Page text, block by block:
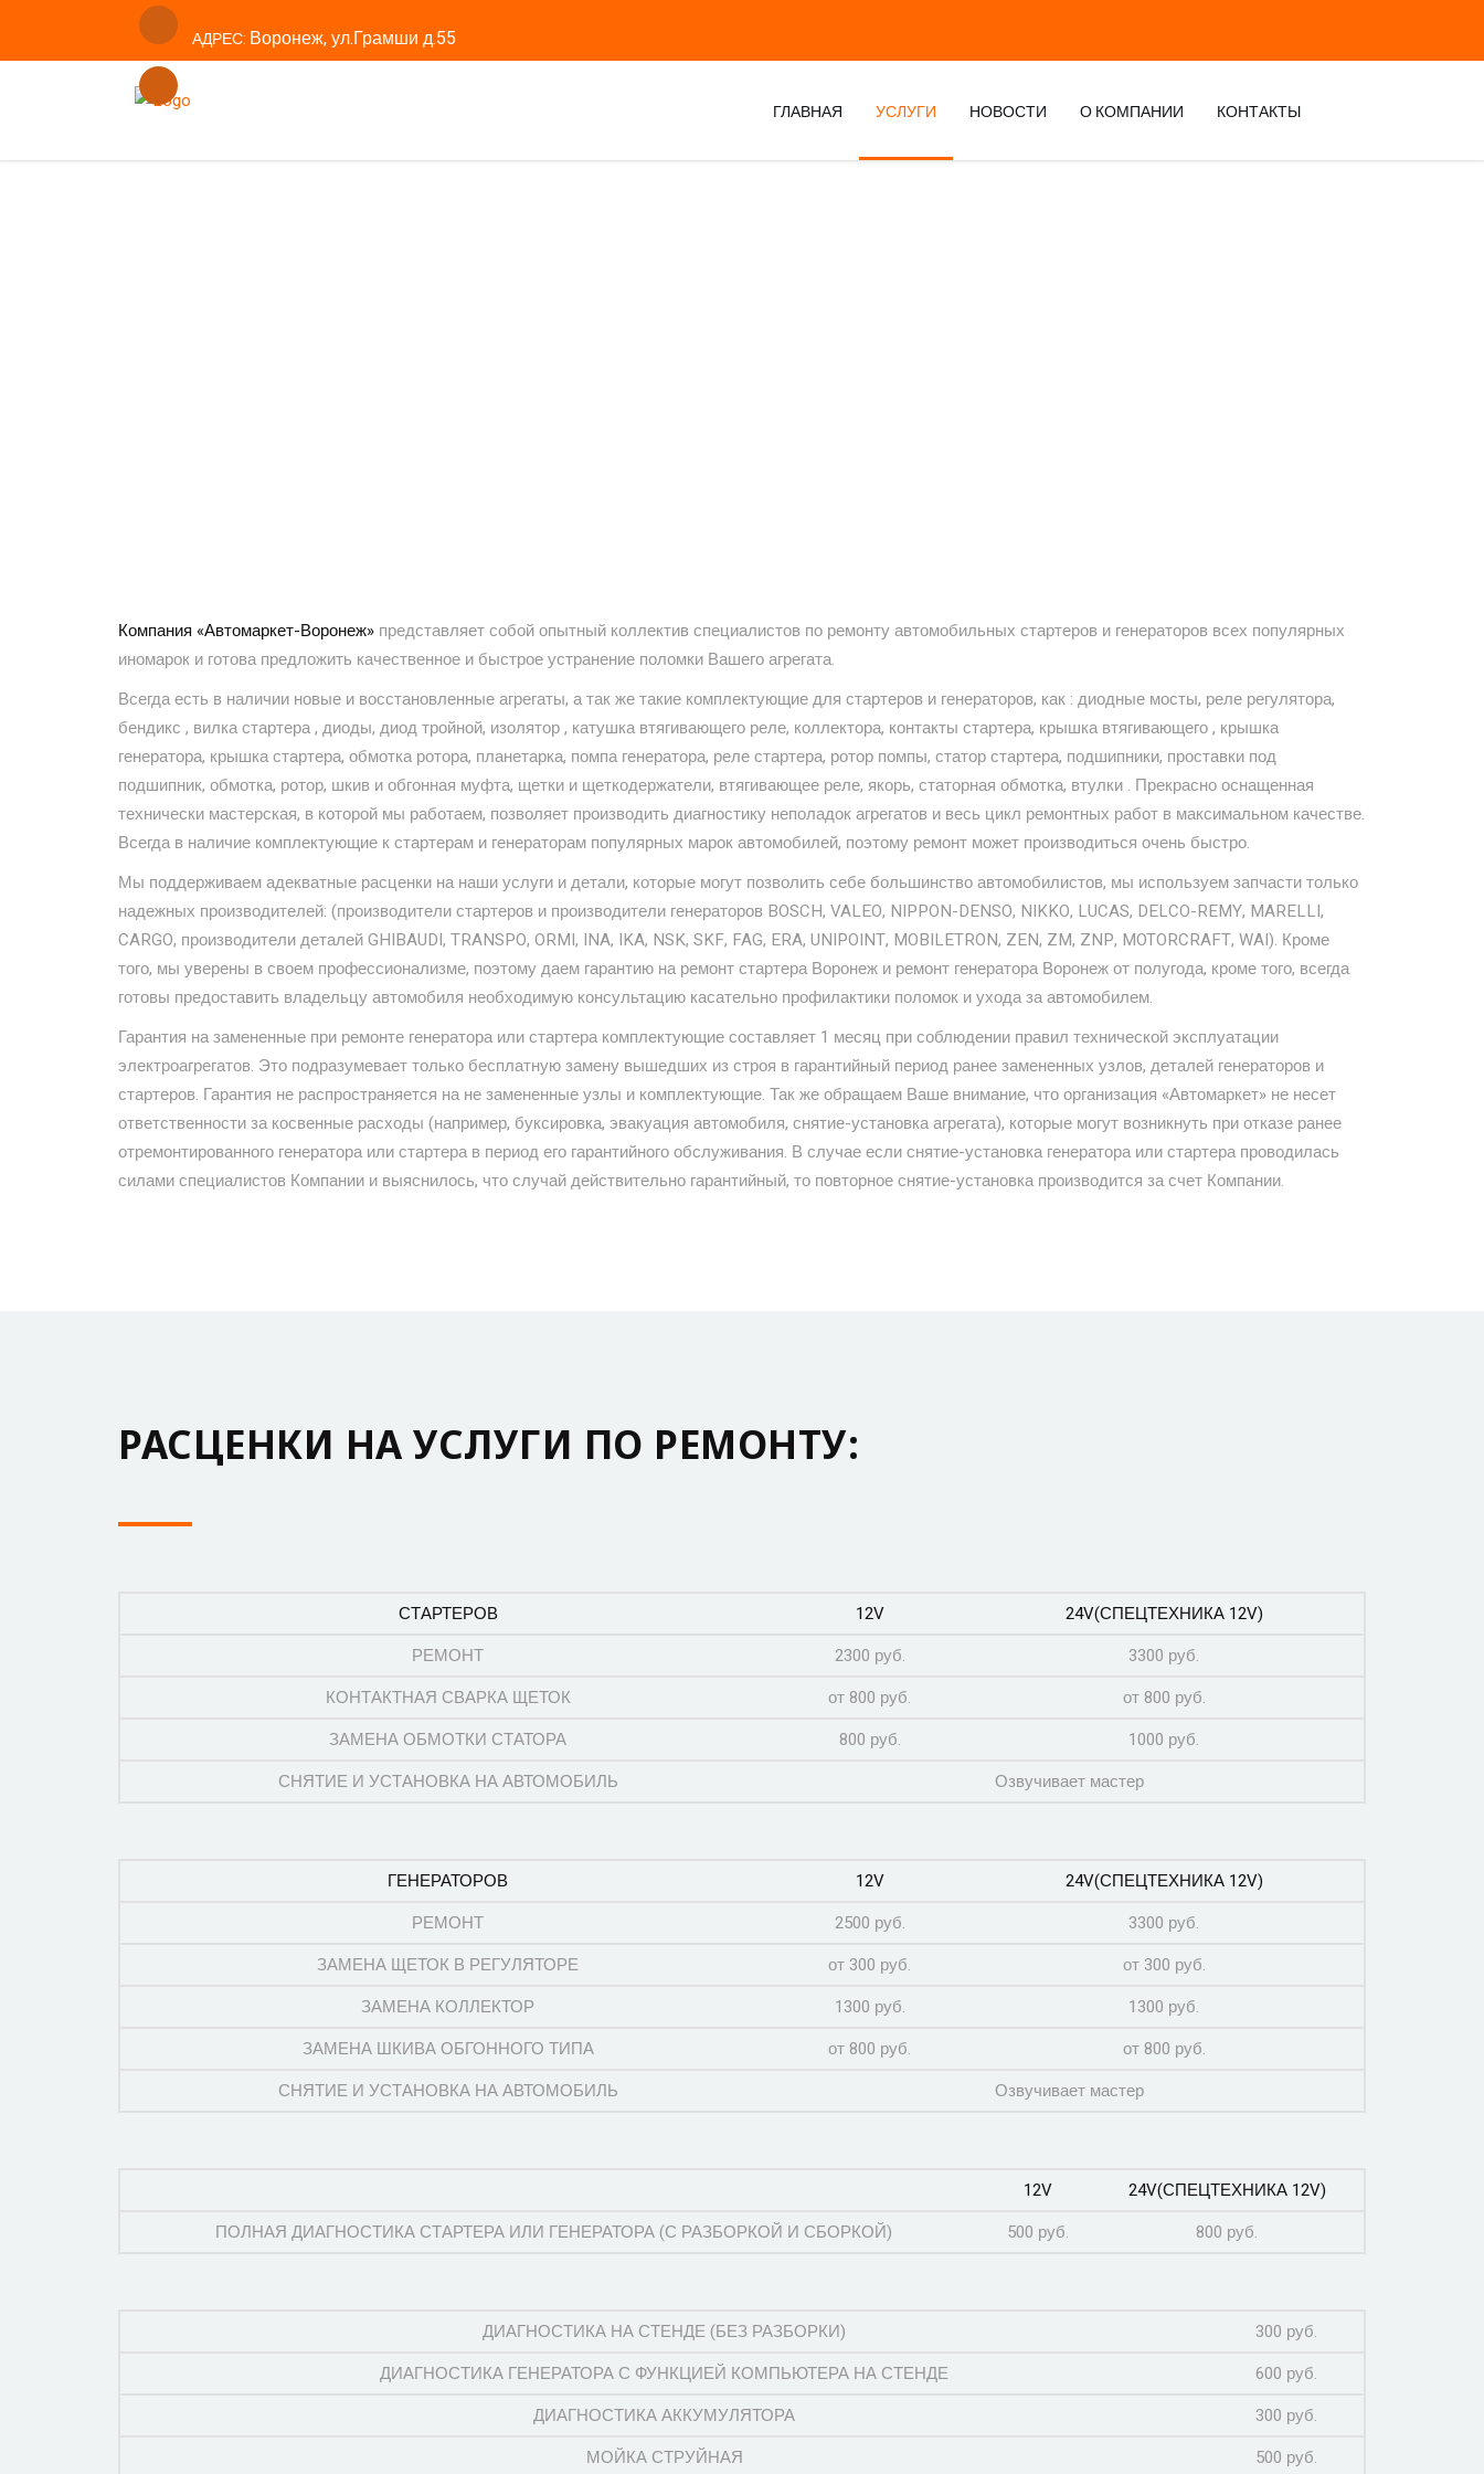
АДРЕС: Воронеж, ул.Грамши д.55
ГЛАВНАЯ УСЛУГИ НОВОСТИ О КОМПАНИИ КОНТАКТЫ
Компания «Автомаркет-Воронеж» представляет собой опытный коллектив специалистов по ремонту автомобильных стартеров и генераторов всех популярных
иномарок и готова предложить качественное и быстрое устранение поломки Вашего агрегата.
Всегда есть в наличии новые и восстановленные агрегаты, а так же такие комплектующие для стартеров и генераторов, как : диодные мосты, реле регулятора,
бендикс , вилка стартера , диоды, диод тройной, изолятор , катушка втягивающего реле, коллектора, контакты стартера, крышка втягивающего , крышка
генератора, крышка стартера, обмотка ротора, планетарка, помпа генератора, реле стартера, ротор помпы, статор стартера, подшипники, проставки под
подшипник, обмотка, ротор, шкив и обгонная муфта, щетки и щеткодержатели, втягивающее реле, якорь, статорная обмотка, втулки . Прекрасно оснащенная
технически мастерская, в которой мы работаем, позволяет производить диагностику неполадок агрегатов и весь цикл ремонтных работ в максимальном качестве.
Всегда в наличие комплектующие к стартерам и генераторам популярных марок автомобилей, поэтому ремонт может производиться очень быстро.
Мы поддерживаем адекватные расценки на наши услуги и детали, которые могут позволить себе большинство автомобилистов, мы используем запчасти только
надежных производителей: (производители стартеров и производители генераторов BOSCH, VALEO, NIPPON-DENSO, NIKKO, LUCAS, DELCO-REMY, MARELLI,
CARGO, производители деталей GHIBAUDI, TRANSPO, ORMI, INA, IKA, NSK, SKF, FAG, ERA, UNIPOINT, MOBILETRON, ZEN, ZM, ZNP, MOTORCRAFT, WAI). Кроме
того, мы уверены в своем профессионализме, поэтому даем гарантию на ремонт стартера Воронеж и ремонт генератора Воронеж от полугода, кроме того, всегда
готовы предоставить владельцу автомобиля необходимую консультацию касательно профилактики поломок и ухода за автомобилем.
Гарантия на замененные при ремонте генератора или стартера комплектующие составляет 1 месяц при соблюдении правил технической эксплуатации
электроагрегатов. Это подразумевает только бесплатную замену вышедших из строя в гарантийный период ранее замененных узлов, деталей генераторов и
стартеров. Гарантия не распространяется на не замененные узлы и комплектующие. Так же обращаем Ваше внимание, что организация «Автомаркет» не несет
ответственности за косвенные расходы (например, буксировка, эвакуация автомобиля, снятие-установка агрегата), которые могут возникнуть при отказе ранее
отремонтированного генератора или стартера в период его гарантийного обслуживания. В случае если снятие-установка генератора или стартера проводилась
силами специалистов Компании и выяснилось, что случай действительно гарантийный, то повторное снятие-установка производится за счет Компании.
РАСЦЕНКИ НА УСЛУГИ ПО РЕМОНТУ:
СТАРТЕРОВ 12V
24V(СПЕЦТЕХНИКА 12V)
РЕМОНТ
2300 руб.
3300 руб.
КОНТАКТНАЯ СВАРКА ЩЕТОК
от 800 руб.
от 800 руб.
ЗАМЕНА ОБМОТКИ СТАТОРА
800 руб.
1000 руб.
СНЯТИЕ И УСТАНОВКА НА АВТОМОБИЛЬ
Озвучивает мастер
ГЕНЕРАТОРОВ 12V
24V(СПЕЦТЕХНИКА 12V)
РЕМОНТ
2500 руб.
3300 руб.
ЗАМЕНА ЩЕТОК В РЕГУЛЯТОРЕ
от 300 руб.
от 300 руб.
ЗАМЕНА КОЛЛЕКТОР
1300 руб.
1300 руб.
ЗАМЕНА ШКИВА ОБГОННОГО ТИПА
от 800 руб.
от 800 руб.
СНЯТИЕ И УСТАНОВКА НА АВТОМОБИЛЬ
Озвучивает мастер
12V
24V(СПЕЦТЕХНИКА 12V)
ПОЛНАЯ ДИАГНОСТИКА СТАРТЕРА ИЛИ ГЕНЕРАТОРА (С РАЗБОРКОЙ И СБОРКОЙ)
500 руб. 800 руб.
ДИАГНОСТИКА НА СТЕНДЕ (БЕЗ РАЗБОРКИ)
300 руб.
ДИАГНОСТИКА ГЕНЕРАТОРА С ФУНКЦИЕЙ КОМПЬЮТЕРА НА СТЕНДЕ
600 руб.
ДИАГНОСТИКА АККУМУЛЯТОРА
300 руб.
МОЙКА СТРУЙНАЯ
500 руб.